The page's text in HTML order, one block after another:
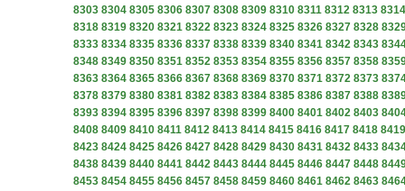
8303 8304 8305 8306 8307 8308 8309 8310 8311 8312 8313 8314
8318 8319 8320 8321 8322 8323 8324 8325 8326 8327 8328
8333 8334 8335 8336 8337 8338 8339 8340 8341 8342 8343
8348 8349 8350 8351 8352 8353 8354 8355 8356 8357 8358
8363 8364 8365 8366 8367 8368 8369 8370 8371 8372 8373
8378 8379 8380 8381 8382 8383 8384 8385 8386 8387 8388
8393 8394 8395 8396 8397 8398 8399 8400 8401 8402 8403
8408 8409 8410 8411 8412 8413 8414 8415 8416 8417 8418 8419
8423 8424 8425 8426 8427 8428 8429 8430 8431 8432 8433
8438 8439 8440 8441 8442 8443 8444 8445 8446 8447 8448
8453 8454 8455 8456 8457 8458 8459 8460 8461 8462 8463